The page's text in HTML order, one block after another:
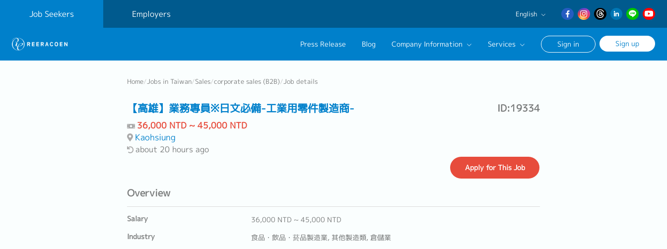
Job Seekers Employers English
English
日本語
Press Release Blog Company Information Services Sign in Sign up
Home/Jobs in Taiwan/Sales/corporate sales (B2B)/Job details
【高雄】業務專員※日文必備-工業用零件製造商- ID:19334
36,000 NTD ~ 45,000 NTD
Kaohsiung
about 20 hours ago
Applyfor This Job
Overview
Salary
36,000 NTD ~ 45,000 NTD
Industry
食品・飲品・菸品製造業, 其他製造類, 倉儲業